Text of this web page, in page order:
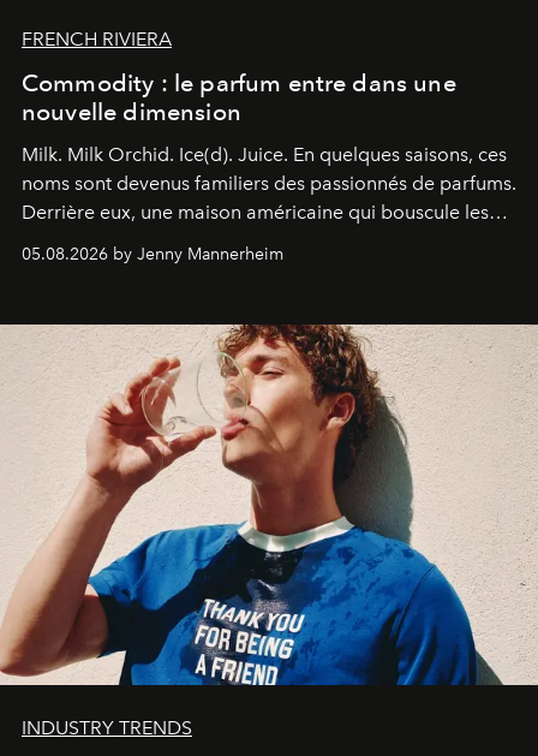
FRENCH RIVIERA
Commodity : le parfum entre dans une
nouvelle dimension
Milk. Milk Orchid. Ice(d). Juice. En quelques saisons, ces
noms sont devenus familiers des passionnés de parfums.
Derrière eux, une maison américaine qui bouscule les
codes de la parfumerie contemporaine en proposant
une approche aussi intuitive que personnelle :
05.08.2026 by Jenny Mannerheim
INDUSTRY TRENDS